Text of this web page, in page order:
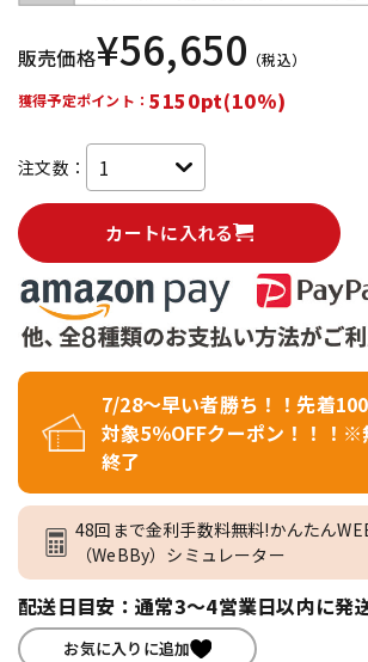
販売価格¥56,650 （税込）
獲得予定ポイント： 5150pt(10%)
注文数：
カートに入れる
7/28～早い者勝ち！！先着
対象5％OFFクーポン！！！※
終了
48回まで金利手数料無料!かんたん
（WeBBy）シミュレーター
配送日目安：通常3～4営業日以内に発
お気に入りに追加